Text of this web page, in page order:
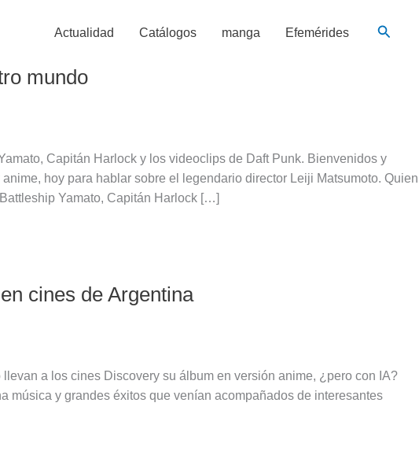
Actualidad Catálogos manga Efemérides
mundo
Capitán Harlock y los videoclips de Daft Punk. Bienvenidos y
hoy para hablar sobre el legendario director Leiji Matsumoto. Quien
Yamato, Capitán Harlock […]
cines de Argentina
a los cines Discovery su álbum en versión anime, ¿pero con IA?
y grandes éxitos que venían acompañados de interesantes